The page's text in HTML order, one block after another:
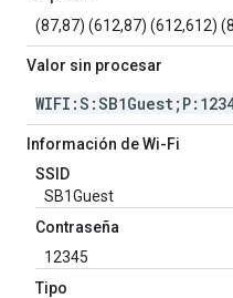
(87,87) (612,87) (612,612)
Valor sin procesar
Información de Wi-Fi
SSID
SB1Guest
Contraseña
12345
Tipo